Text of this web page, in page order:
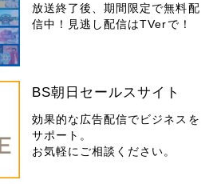
放送終了後、期間限定で無料配
信中！見逃し配信はTVerで！
BS朝日セールスサイト
効果的な広告配信でビジネスを
サポート。
お気軽にご相談ください。